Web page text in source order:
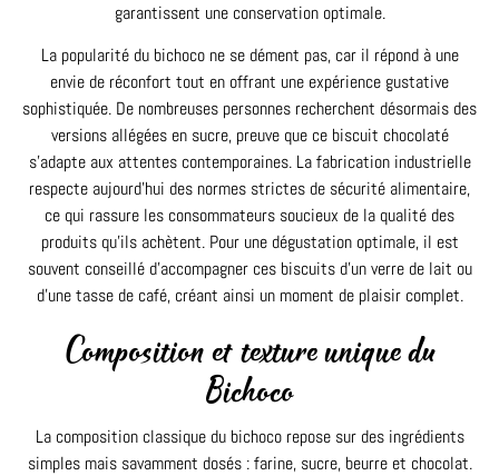
garantissent une conservation optimale.
La popularité du bichoco ne se dément pas, car il répond à une
envie de réconfort tout en offrant une expérience gustative
sophistiquée. De nombreuses personnes recherchent désormais des
versions allégées en sucre, preuve que ce biscuit chocolaté
s’adapte aux attentes contemporaines. La fabrication industrielle
respecte aujourd’hui des normes strictes de sécurité alimentaire,
ce qui rassure les consommateurs soucieux de la qualité des
produits qu’ils achètent. Pour une dégustation optimale, il est
souvent conseillé d’accompagner ces biscuits d’un verre de lait ou
d’une tasse de café, créant ainsi un moment de plaisir complet.
Composition et texture unique du
Bichoco
La composition classique du bichoco repose sur des ingrédients
simples mais savamment dosés : farine, sucre, beurre et chocolat.